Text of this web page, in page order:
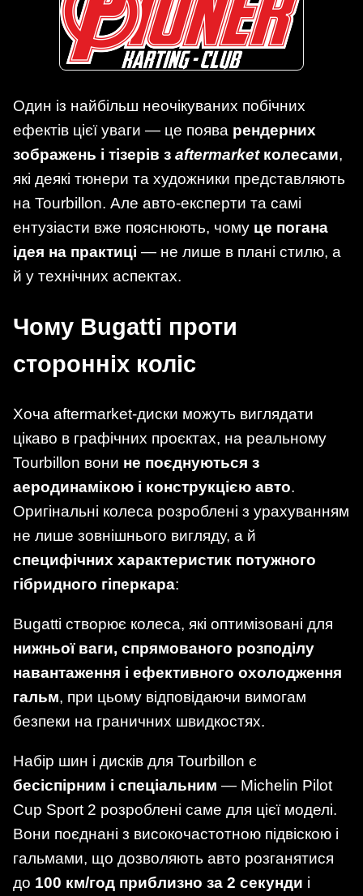
Один із найбільш неочікуваних побічних
ефектів цієї уваги — це поява рендерних
зображень і тізерів з aftermarketколесами,
які деякі тюнери та художники представляють
на Tourbillon. Але авто-експерти та самі
ентузіасти вже пояснюють, чому це погана
ідея на практиці — не лише в плані стилю, а
й у технічних аспектах.
Чому Bugatti проти
сторонніх коліс
Хоча aftermarket-диски можуть виглядати
цікаво в графічних проєктах, на реальному
Tourbillon вони не поєднуються з
аеродинамікою і конструкцією авто.
Оригінальні колеса розроблені з урахуванням
не лише зовнішнього вигляду, а й
специфічних характеристик потужного
гібридного гіперкара:
Bugatti створює колеса, які оптимізовані для
нижньої ваги, спрямованого розподілу
навантаження і ефективного охолодження
гальм, при цьому відповідаючи вимогам
безпеки на граничних швидкостях.
Набір шин і дисків для Tourbillon є
бесіспірним і спеціальним — Michelin Pilot
Cup Sport 2 розроблені саме для цієї моделі.
Вони поєднані з високочастотною підвіскою і
гальмами, що дозволяють авто розганятися
до 100 км/год приблизно за 2 секунди і